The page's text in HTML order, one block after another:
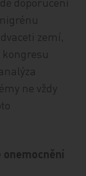
zemí,
ne vždy